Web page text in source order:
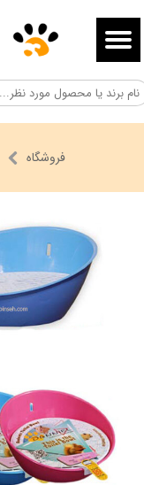
حساب کاربری من
تغییر گذر واژه
سفارشات
خروج از حساب کاربری
فروشگاه